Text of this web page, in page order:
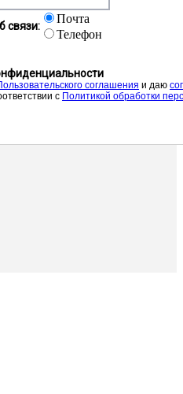
связи:
Почта
Телефон
соглашения и даю
с Политикой обработки